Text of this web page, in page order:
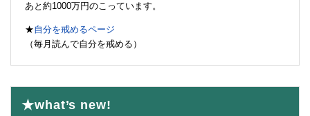
あと約1000万円のこっています。
★自分を戒めるページ
（毎月読んで自分を戒める）
★what’s new!